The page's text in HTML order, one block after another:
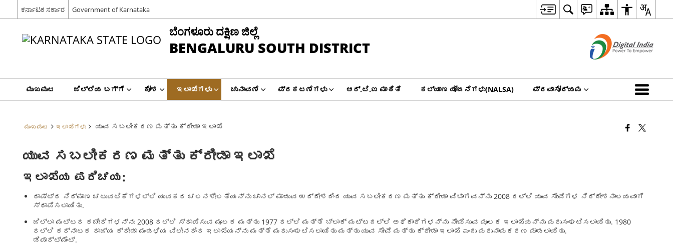
ಕರ್ನಾಟಕ ಸರ್ಕಾರ Government of Karnataka
ಬೆಂಗಳೂರು ದಕ್ಷಿಣ ಜಿಲ್ಲೆ
BENGALURU SOUTH DISTRICT
ಮುಖಪುಟ ಜಿಲ್ಲೆಯ ಬಗ್ಗೆ ಕೋಶ ಇಲಾಖೆಗಳು ಚುನಾವಣೆ ಪ್ರಕಟಣೆಗಳು ಆರ್.ಟಿ.ಐ ಮಾಹಿತಿ ಕಲ್ಯಾಣ ಯೋಜನೆಗಳು(NALSA) ಪ್ರವಾಸೋದ್ಯಮ
ಮುಖಪುಟ ಇಲಾಖೆಗಳು ಯುವ ಸಬಲೀಕರಣ ಮತ್ತು ಕ್ರೀಡಾ ಇಲಾಖೆ
ಯುವ ಸಬಲೀಕರಣ ಮತ್ತು ಕ್ರೀಡಾ ಇಲಾಖೆ
ಇಲಾಖೆಯ ಪರಿಚಯ:
ರಾಷ್ಟ್ರ ನಿರ್ಮಾಣ ಚಟುವಟಿಕೆಗಳಲ್ಲಿ ಯುವಕರ ಚಲನಶೀಲತೆಯನ್ನು ಚಾನಲ್ ಮಾಡುವ ಉದ್ದೇಶದಿಂದ ಯುವ ಸಬಲೀಕರಣ ಮತ್ತು ಕ್ರೀಡಾ ವಿಭಾಗವನ್ನು 2008 ರಲ್ಲಿ ಯುವ ಸೇವೆಗಳ ನಿರ್ದೇಶನಾಲಯವಾಗಿ
ಸ್ಥಾಪಿಸಲಾಯಿತು.
ಜಿಲ್ಲಾ ಮಟ್ಟದ ಕಚೇರಿಗಳನ್ನು 2008 ರಲ್ಲಿ ಸ್ಥಾಪಿಸುವ ಮೂಲಕ ಮತ್ತು 1977 ರಲ್ಲಿ ಮತ್ತೆ ಬ್ಲಾಕ್ ಮಟ್ಟದಲ್ಲಿ ಅಧಿಕಾರಿಗಳನ್ನು ನೇಮಿಸುವ ಮೂಲಕ ಇಲಾಖೆಯನ್ನು ಮರುಸಂಘಟಿಸಲಾಯಿತು. 1980
ರಲ್ಲಿ ಕರ್ನಾಟಕ ರಾಜ್ಯ ಕ್ರೀಡಾ ಮಂಡಳಿಯ ವಿಲೀನದಿಂದ ಇಲಾಖೆಯನ್ನು ಮತ್ತೆ ಮರುಸಂಘಟಿಸಲಾಯಿತು ಮತ್ತು ಯುವ ಸೇವೆ ಮತ್ತು ಕ್ರೀಡಾ ಇಲಾಖೆ ಎಂದು ಮರುನಾಮಕರಣ ಮಾಡಲಾಯಿತು.
ಡಿಪಾರ್ಟ್ಮೆಂಟ್.